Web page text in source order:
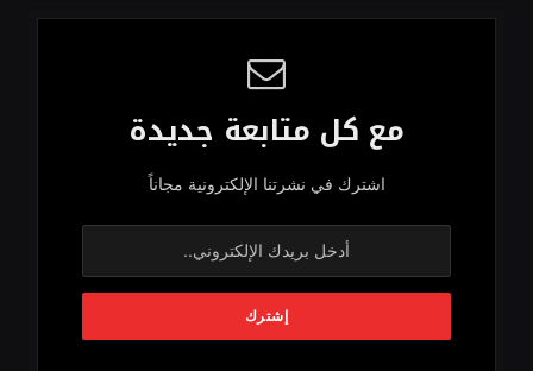
مع كل متابعة جديدة
اشترك في نشرتنا الإلكترونية مجاناً